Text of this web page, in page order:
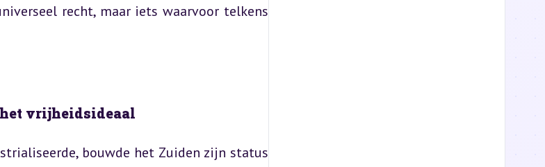
recht, maar iets waarvoor telkens
vrijheidsideaal
bouwde het Zuiden zijn status